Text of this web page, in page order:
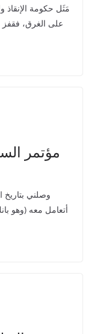
مَثَل حكومة
على الغرق، فقفز
مؤتمر
وصلني
أتعامل معه (وهو